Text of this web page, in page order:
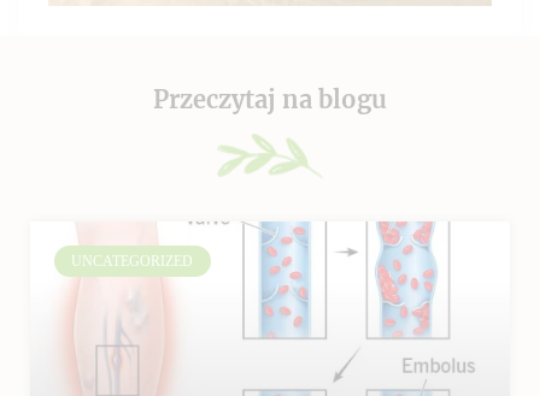
Przeczytaj na blogu
UNCATEGORIZED